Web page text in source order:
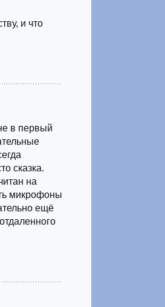
и что
в первый
сказка.
на
микрофоны
ещё